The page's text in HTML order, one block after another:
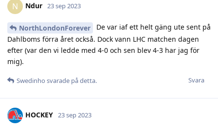
N Ndur 23 sep 2023
NorthLondonForever
De var iaf ett helt gäng ute sent på
Dahlboms förra året också. Dock vann LHC matchen dagen
efter (var den vi ledde med 4-0 och sen blev 4-3 har jag för
mig).
Svara
Swedinho svarade på detta.
HOCKEY 23 sep 2023